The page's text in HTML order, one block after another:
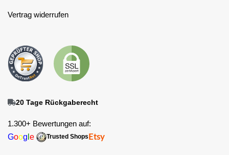
Vertrag widerrufen
20 Tage Rückgaberecht
1.300+ Bewertungen auf:
Goog e Trusted Shops Etsy